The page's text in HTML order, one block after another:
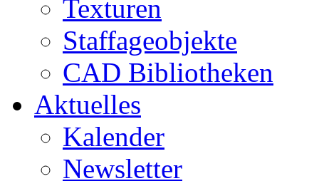
Texturen
Staffageobjekte
CAD Bibliotheken
Aktuelles
Kalender
Newsletter